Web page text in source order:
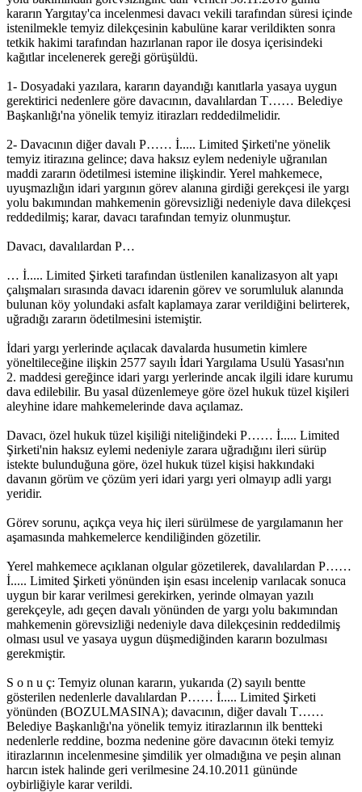
kararın Yargıtay'ca incelenmesi davacı vekili tarafından süresi içinde
istenilmekle temyiz dilekçesinin kabulüne karar verildikten sonra
tetkik hakimi tarafından hazırlanan rapor ile dosya içerisindeki
kağıtlar incelenerek gereği görüşüldü.
1- Dosyadaki yazılara, kararın dayandığı kanıtlarla yasaya uygun
gerektirici nedenlere göre davacının, davalılardan T…… Belediye
Başkanlığı'na yönelik temyiz itirazları reddedilmelidir.
2- Davacının diğer davalı P…… İ..... Limited Şirketi'ne yönelik
temyiz itirazına gelince; dava haksız eylem nedeniyle uğranılan
maddi zararın ödetilmesi istemine ilişkindir. Yerel mahkemece,
uyuşmazlığın idari yargının görev alanına girdiği gerekçesi ile yargı
yolu bakımından mahkemenin görevsizliği nedeniyle dava dilekçesi
reddedilmiş; karar, davacı tarafından temyiz olunmuştur.
Davacı, davalılardan P…
… İ..... Limited Şirketi tarafından üstlenilen kanalizasyon alt yapı
çalışmaları sırasında davacı idarenin görev ve sorumluluk alanında
bulunan köy yolundaki asfalt kaplamaya zarar verildiğini belirterek,
uğradığı zararın ödetilmesini istemiştir.
İdari yargı yerlerinde açılacak davalarda husumetin kimlere
yöneltileceğine ilişkin 2577 sayılı İdari Yargılama Usulü Yasası'nın
2. maddesi gereğince idari yargı yerlerinde ancak ilgili idare kurumu
dava edilebilir. Bu yasal düzenlemeye göre özel hukuk tüzel kişileri
aleyhine idare mahkemelerinde dava açılamaz.
Davacı, özel hukuk tüzel kişiliği niteliğindeki P…… İ..... Limited
Şirketi'nin haksız eylemi nedeniyle zarara uğradığını ileri sürüp
istekte bulunduğuna göre, özel hukuk tüzel kişisi hakkındaki
davanın görüm ve çözüm yeri idari yargı yeri olmayıp adli yargı
yeridir.
Görev sorunu, açıkça veya hiç ileri sürülmese de yargılamanın her
aşamasında mahkemelerce kendiliğinden gözetilir.
Yerel mahkemece açıklanan olgular gözetilerek, davalılardan P……
İ..... Limited Şirketi yönünden işin esası incelenip varılacak sonuca
uygun bir karar verilmesi gerekirken, yerinde olmayan yazılı
gerekçeyle, adı geçen davalı yönünden de yargı yolu bakımından
mahkemenin görevsizliği nedeniyle dava dilekçesinin reddedilmiş
olması usul ve yasaya uygun düşmediğinden kararın bozulması
gerekmiştir.
S o n u ç: Temyiz olunan kararın, yukarıda (2) sayılı bentte
gösterilen nedenlerle davalılardan P…… İ..... Limited Şirketi
yönünden (BOZULMASINA); davacının, diğer davalı T……
Belediye Başkanlığı'na yönelik temyiz itirazlarının ilk bentteki
nedenlerle reddine, bozma nedenine göre davacının öteki temyiz
itirazlarının incelenmesine şimdilik yer olmadığına ve peşin alınan
harcın istek halinde geri verilmesine 24.10.2011 gününde
oybirliğiyle karar verildi.